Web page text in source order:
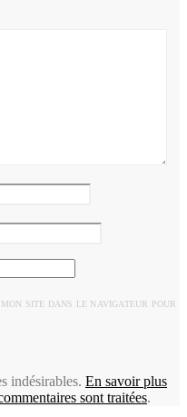
SITE DANS LE NAVIGATEUR POUR
indésirables. En savoir plus
sont traitées.